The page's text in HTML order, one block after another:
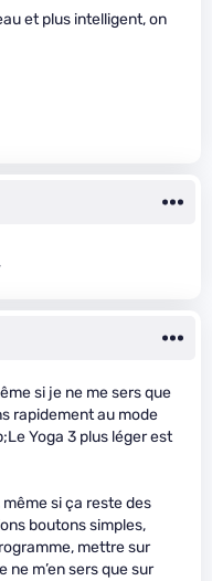
et plus intelligent, on
si je ne me sers que
rapidement au mode
Yoga 3 plus léger est
si ça reste des
boutons simples,
mettre sur
m’en sers que sur